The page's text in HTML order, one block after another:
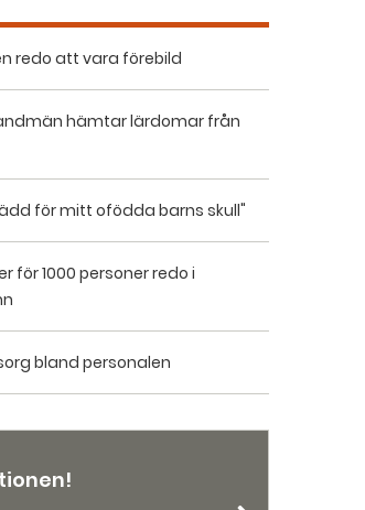
redo att vara förebild
hämtar lärdomar från
för mitt ofödda barns skull"
för 1000 personer redo i
bland personalen